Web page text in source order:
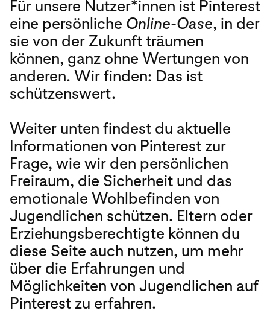
Für unsere Nutzer*innen ist Pinterest
eine persönliche Online-Oase, in der
sie von der Zukunft träumen
können, ganz ohne Wertungen von
anderen. Wir finden: Das ist
schützenswert.
Weiter unten findest du aktuelle
Informationen von Pinterest zur
Frage, wie wir den persönlichen
Freiraum, die Sicherheit und das
emotionale Wohlbefinden von
Jugendlichen schützen. Eltern oder
Erziehungsberechtigte können du
diese Seite auch nutzen, um mehr
über die Erfahrungen und
Möglichkeiten von Jugendlichen auf
Pinterest zu erfahren.